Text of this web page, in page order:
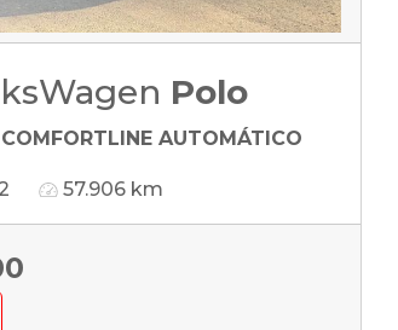
Polo
AUTOMÁTICO
57.906 km